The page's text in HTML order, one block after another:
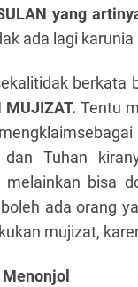
yang
ada lagi
berkata
MUJIZAT. Tentu
dan Tuhan
melainkan bisa
ada orang
mujizat,